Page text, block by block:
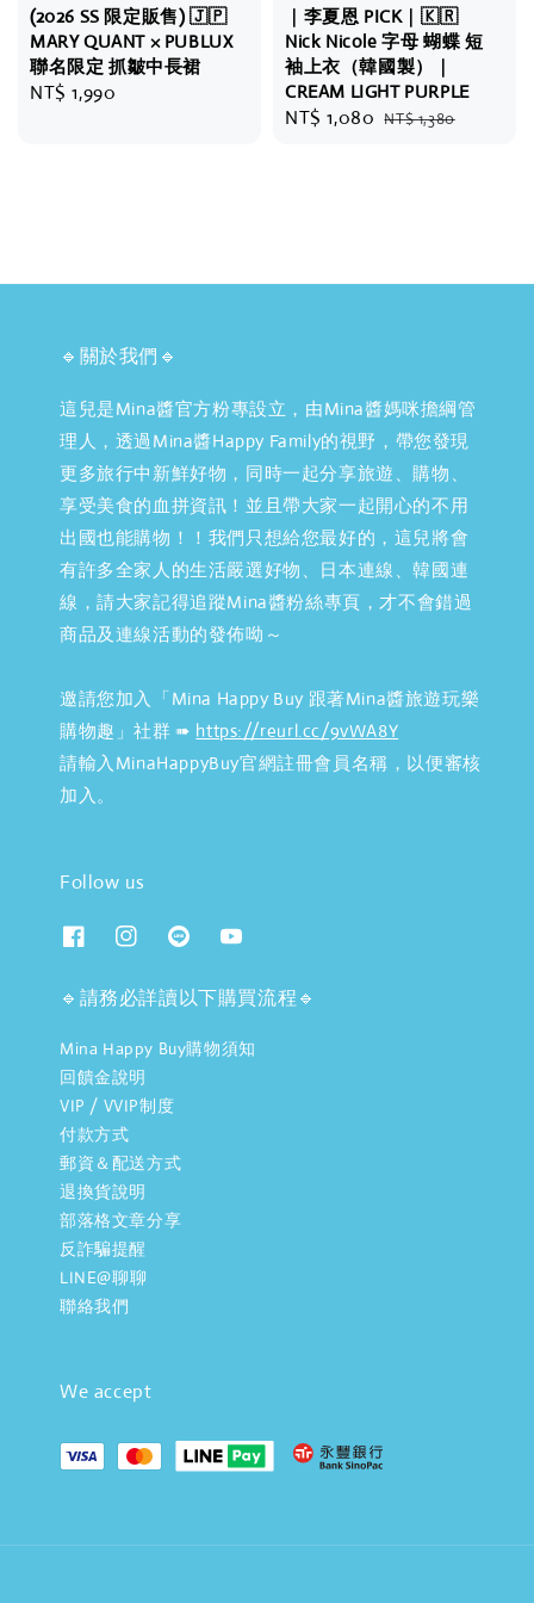
(2026 SS 限定販售) 🇯🇵
MARY QUANT × PUBLUX
聯名限定 抓皺中長裙
Regular
NT$ 1,990
｜李夏恩 PICK｜🇰🇷
Nick Nicole 字母 蝴蝶 短
袖上衣（韓國製）｜
CREAM LIGHT PURPLE
Sale
NT$ 1,080 Regular
NT$ 1,380
🔹關於我們🔹
這兒是Mina醬官方粉專設立，由Mina醬媽咪擔綱管
理人，透過Mina醬Happy Family的視野，帶您發現
更多旅行中新鮮好物，同時一起分享旅遊、購物、
享受美食的血拼資訊！並且帶大家一起開心的不用
出國也能購物！！我們只想給您最好的，這兒將會
有許多全家人的生活嚴選好物、日本連線、韓國連
線，請大家記得追蹤Mina醬粉絲專頁，才不會錯過
商品及連線活動的發佈呦～
邀請您加入「Mina Happy Buy 跟著Mina醬旅遊玩樂
購物趣」社群 ➠ https://reurl.cc/9vWA8Y
請輸入MinaHappyBuy官網註冊會員名稱，以便審核
加入。
Follow us
🔹請務必詳讀以下購買流程🔹
Mina Happy Buy購物須知
回饋金說明
VIP / VVIP制度
付款方式
郵資＆配送方式
退換貨說明
部落格文章分享
反詐騙提醒
LINE@聊聊
聯絡我們
We accept